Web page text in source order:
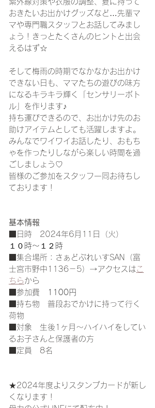
おきたいお出かけグッズなど…先輩マ
マや専門職スタッフとお話してみまし
ょう！きっとたくさんのヒントと出会
えるはず☆
そして梅雨の時期でなかなかお出かけ
できない日も、ママたちの遊びの味方
になるキラキラ輝く「センサリーボト
ル」を作ります♪
持ち運びできるので、お出かけ先のお
助けアイテムとしても活躍しますよ。
みんなでワイワイお話したり、おもち
ゃを作ったりしながら楽しい時間を過
ごしましょう♡
皆様のご参加をスタッフ一同お待ちし
ております！
基本情報
■日時　2024年6月11日（火）
１０時〜１２時
■集合場所：さぁどぷれいすSAN（富
士宮市野中1136－5）→アクセスはこ
ちらから
■参加費
1100円
■持ち物　普段おでかけに持って行く
荷物
■対象　生後1ヶ月〜ハイハイをしてい
るお子さんと保護者の方
■定員　8名
★2024年度よりスタンプカードが新し
くなります！